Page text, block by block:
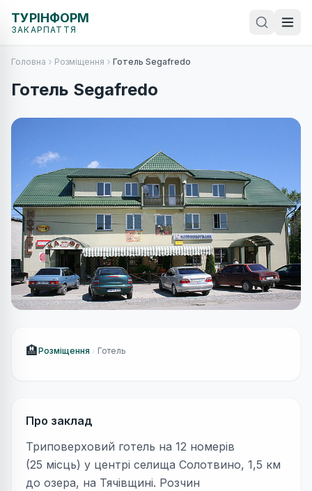
ТУРІНФОРМ
ЗАКАРПАТТЯ
Головна Розміщення Готель Segafredo
Готель Segafredo
🏨Розміщення Готель
Про заклад
Триповерховий готель на 12 номерів
(25 місць) у центрі селища Солотвино, 1,5 км
до озера, на Тячівщині. Розчин